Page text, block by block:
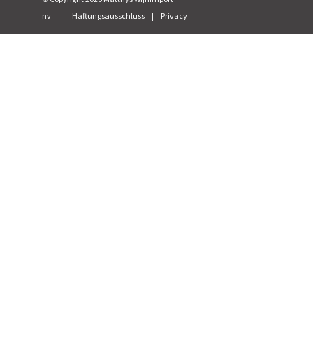
nv
Haftungsausschluss | Privacy